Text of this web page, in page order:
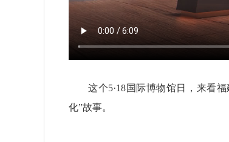
这个5·18国际博物馆日，来看
化”故事。